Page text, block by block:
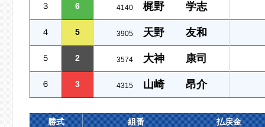
３ 6 4140 梶野 学志
４ 5 3905 天野 友和
５ 2 3574 大神 康司
６ 3 4315 山崎 昂介
勝式 組番 払戻金